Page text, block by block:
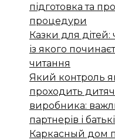
підготовка та
процедури
Казки для дітей:
із якого
читання
Який контроль
проходить
виробника:
партнерів і
Каркасный дом